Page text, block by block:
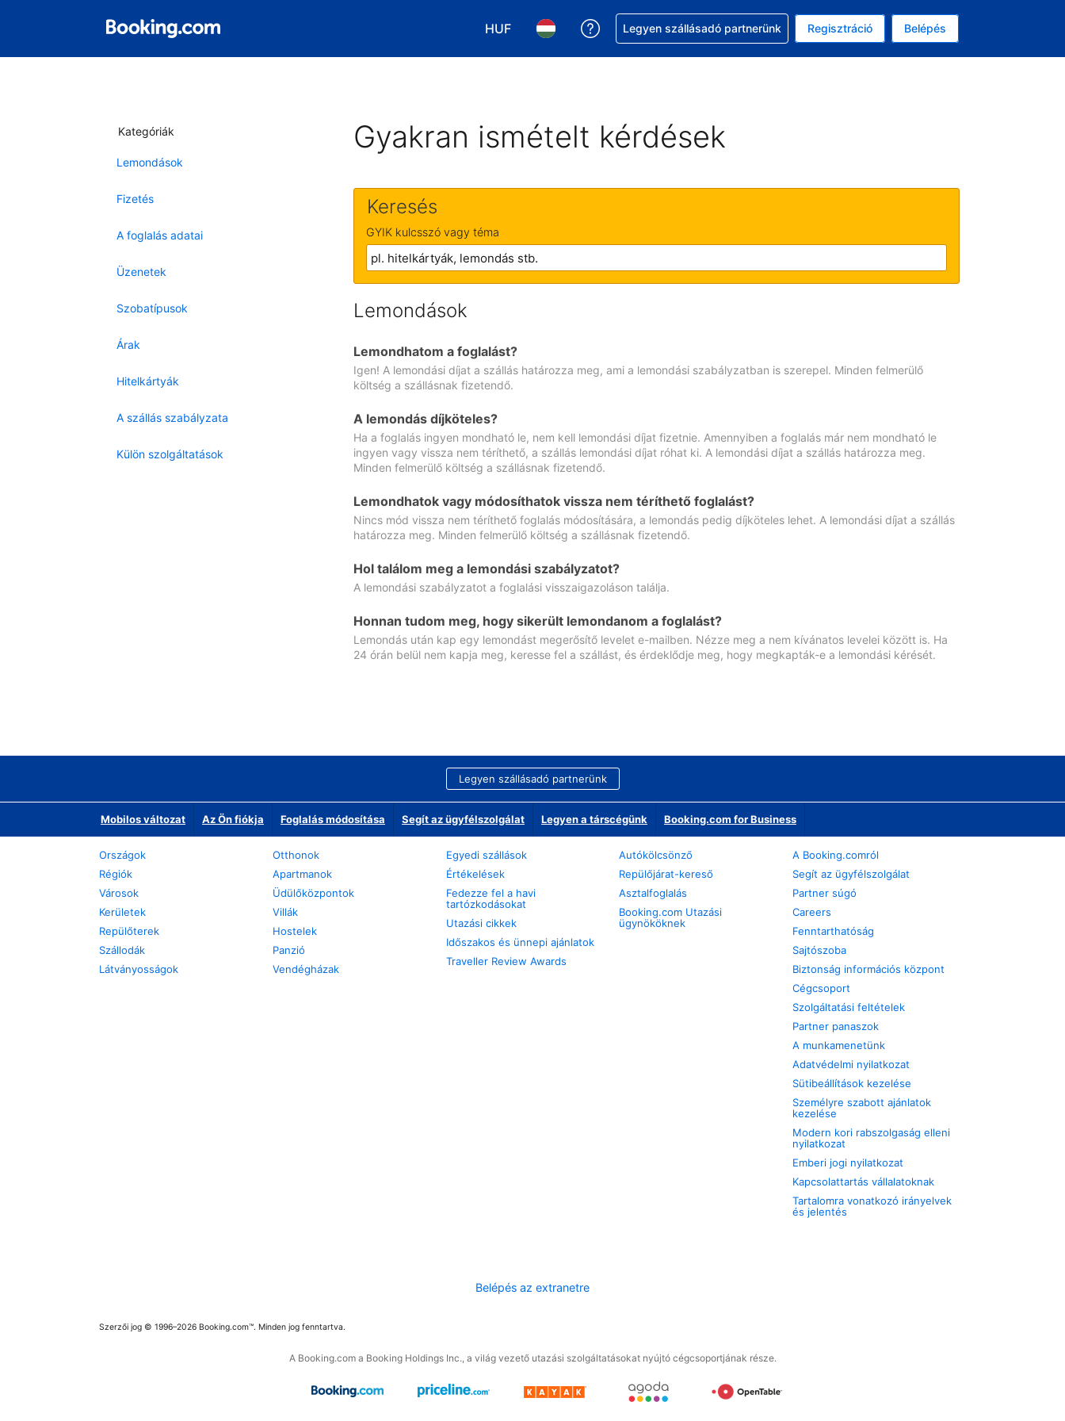
HUF
Válasszon pénznemet. Jelenlegi kiválasztott pénznem: magyar forint
Válasszon nyelvet. Jelenleg kiválasztott nyelv: Magyar
Segítség a foglalással
Legyen szállásadó partnerünk Regisztráció Belépés
Kategóriák
Lemondások
Fizetés
A foglalás adatai
Üzenetek
Szobatípusok
Árak
Hitelkártyák
A szállás szabályzata
Külön szolgáltatások
Gyakran ismételt kérdések
Keresés
GYIK kulcsszó vagy téma
Lemondások
Lemondhatom a foglalást?
Igen! A lemondási díjat a szállás határozza meg, ami a lemondási szabályzatban is szerepel. Minden felmerülő
költség a szállásnak fizetendő.
A lemondás díjköteles?
Ha a foglalás ingyen mondható le, nem kell lemondási díjat fizetnie. Amennyiben a foglalás már nem mondható le
ingyen vagy vissza nem téríthető, a szállás lemondási díjat róhat ki. A lemondási díjat a szállás határozza meg.
Minden felmerülő költség a szállásnak fizetendő.
Lemondhatok vagy módosíthatok vissza nem téríthető foglalást?
Nincs mód vissza nem téríthető foglalás módosítására, a lemondás pedig díjköteles lehet. A lemondási díjat a szállás
határozza meg. Minden felmerülő költség a szállásnak fizetendő.
Hol találom meg a lemondási szabályzatot?
A lemondási szabályzatot a foglalási visszaigazoláson találja.
Honnan tudom meg, hogy sikerült lemondanom a foglalást?
Lemondás után kap egy lemondást megerősítő levelet e-mailben. Nézze meg a nem kívánatos levelei között is. Ha
24 órán belül nem kapja meg, keresse fel a szállást, és érdeklődje meg, hogy megkapták-e a lemondási kérését.
Legyen szállásadó partnerünk
Mobilos változat Az Ön fiókja Foglalás módosítása Segít az ügyfélszolgálat Legyen a társcégünk Booking.com for Business
Országok
Régiók
Városok
Kerületek
Repülőterek
Szállodák
Látványosságok
Otthonok
Apartmanok
Üdülőközpontok
Villák
Hostelek
Panzió
Vendégházak
Egyedi szállások
Értékelések
Fedezze fel a havi
tartózkodásokat
Utazási cikkek
Időszakos és ünnepi ajánlatok
Traveller Review Awards
Autókölcsönző
Repülőjárat-kereső
Asztalfoglalás
Booking.com Utazási
ügynököknek
A Booking.comról
Segít az ügyfélszolgálat
Partner súgó
Careers
Fenntarthatóság
Sajtószoba
Biztonság információs központ
Cégcsoport
Szolgáltatási feltételek
Partner panaszok
A munkamenetünk
Adatvédelmi nyilatkozat
Sütibeállítások kezelése
Személyre szabott ajánlatok
kezelése
Modern kori rabszolgaság elleni
nyilatkozat
Emberi jogi nyilatkozat
Kapcsolattartás vállalatoknak
Tartalomra vonatkozó irányelvek
és jelentés
Belépés az extranetre
Szerzői jog © 1996–2026 Booking.com™. Minden jog fenntartva.
A Booking.com a Booking Holdings Inc., a világ vezető utazási szolgáltatásokat nyújtó cégcsoportjának része.